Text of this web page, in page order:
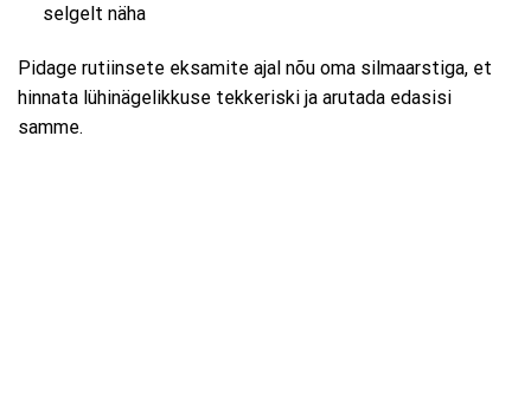
selgelt näha
Pidage rutiinsete eksamite ajal nõu oma silmaarstiga, et
hinnata lühinägelikkuse tekkeriski ja arutada edasisi
samme.